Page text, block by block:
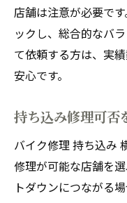
店舗は注意が必要で
ックし、総合的なバ
て依頼する方は、実
安心です。
持ち込み修理可否
バイク修理 持ち込み
修理が可能な店舗を
トダウンにつながる